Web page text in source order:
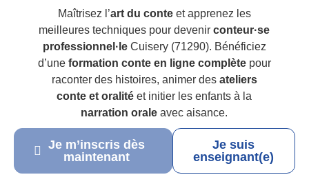
Maîtrisez l’art du conteet apprenez les
meilleures techniques pour devenirconteur·se
professionnel·leCuisery (71290). Bénéficiez
d’une formation conte en ligne complètepour
raconter des histoires, animer des ateliers
conte et oralité et initier les enfants à la
narration orale avec aisance.
Je m’inscris dès
maintenant
Je suis
enseignant(e)